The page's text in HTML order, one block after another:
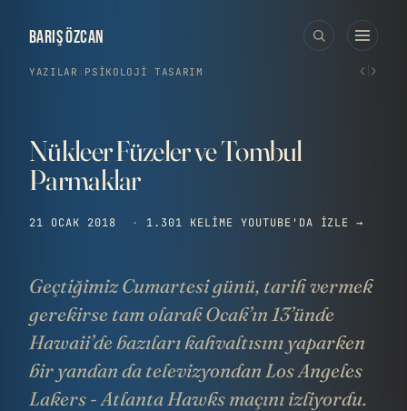
BARIŞ ÖZCAN
YAZILAR › PSIKOLOJI · TASARIM ‹ ›
Nükleer Füzeler ve Tombul
Parmaklar
21 OCAK 2018 · 1.301 KELIME YOUTUBE'DA IZLE →
Geçtiğimiz Cumartesi günü, tarih vermek
gerekirse tam olarak Ocak’ın 13’ünde
Hawaii’de bazıları kahvaltısını yaparken
bir yandan da televizyondan Los Angeles
Lakers - Atlanta Hawks maçını izliyordu.